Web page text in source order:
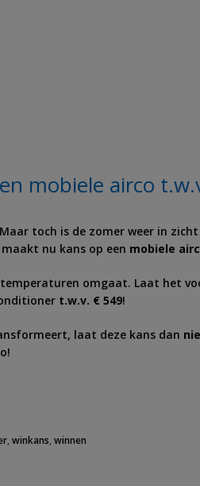
mobiele airco
toch is de zomer weer in
nu kans op een mobiele
omgaat. Laat het
t.w.v. € 549!
laat deze kans dan
,winkans ,winnen